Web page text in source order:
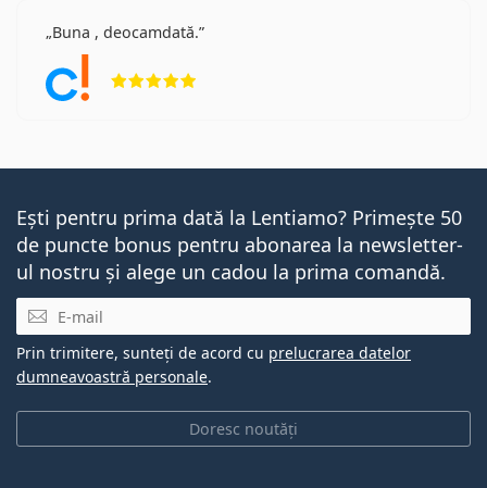
Buna , deocamdată.
Ești pentru prima dată la Lentiamo? Primește 50
de puncte bonus pentru abonarea la newsletter-
ul nostru și alege un cadou la prima comandă.
E-mail
Doresc noutăți
Prin trimitere, sunteți de acord cu prelucrarea datelor
dumneavoastră personale.